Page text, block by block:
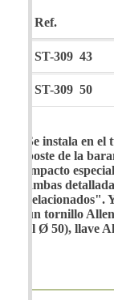
Ref.
ST-309 43
ST-309 50
Se instala en
poste de la
impacto
ambas
relacionados".
un tornillo
el Ø 50), llave